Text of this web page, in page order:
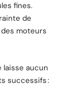
fines.
de
moteurs
laisse aucun
successifs :